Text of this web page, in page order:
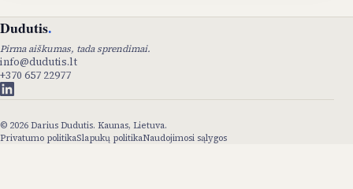
Dudutis.
Pirma aiškumas, tada sprendimai.
info@dudutis.lt
+370 657 22977
© 2026Darius Dudutis. Kaunas, Lietuva.
Privatumo politikaSlapukų politikaNaudojimosi sąlygos